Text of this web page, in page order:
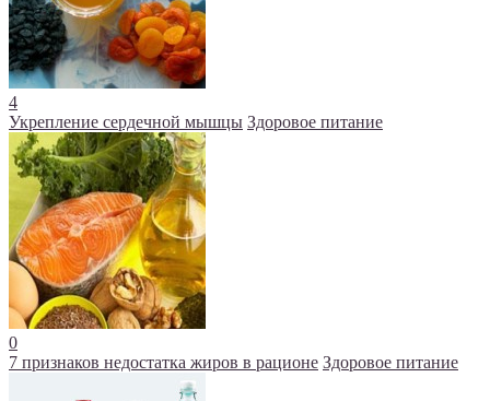
4
Укрепление сердечной мышцы Здоровое питание
0
7 признаков недостатка жиров в рационе Здоровое питание